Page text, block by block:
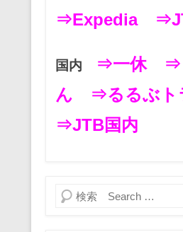
⇒Expedia
国内 ⇒一休
⇒
ん
⇒るるぶト
⇒JTB国内
検索